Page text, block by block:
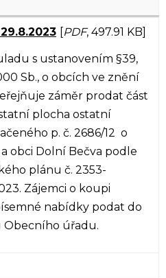
PDF, 497.91 KB]
s ustanovením §39,
Sb., o obcích ve znění
záměr prodat část
plocha ostatní
p. č. 2686/12 o
obci Dolní Bečva podle
plánu č. 2353-
Zájemci o koupi
nabídky podat do
Obecního úřadu.